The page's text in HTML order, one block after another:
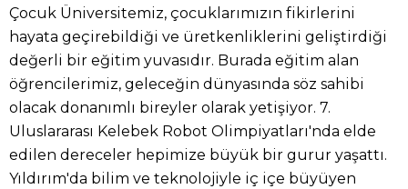
Çocuk Üniversitemiz, çocuklarımızın fikirlerini
hayata geçirebildiği ve üretkenliklerini geliştirdiği
değerli bir eğitim yuvasıdır. Burada eğitim alan
öğrencilerimiz, geleceğin dünyasında söz sahibi
olacak donanımlı bireyler olarak yetişiyor. 7.
Uluslararası Kelebek Robot Olimpiyatları'nda elde
edilen dereceler hepimize büyük bir gurur yaşattı.
Yıldırım'da bilim ve teknolojiyle iç içe büyüyen